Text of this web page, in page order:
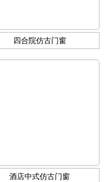
四合院仿古门窗
酒店中式仿古门窗